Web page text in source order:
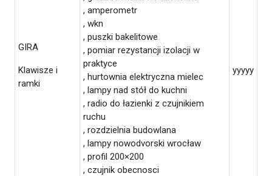
GIRA
Klawisze i
ramki
, amperometr
, wkn
, puszki bakelitowe
, pomiar rezystancji izolacji w
praktyce
, hurtownia elektryczna mielec
, lampy nad stół do kuchni
, radio do łazienki z czujnikiem
ruchu
, rozdzielnia budowlana
, lampy nowodvorski wrocław
, profil 200×200
, czujnik obecnosci
yyyyy